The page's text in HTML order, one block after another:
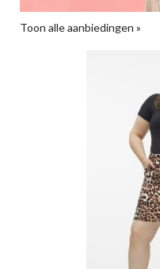
Toon alle aanbiedingen »